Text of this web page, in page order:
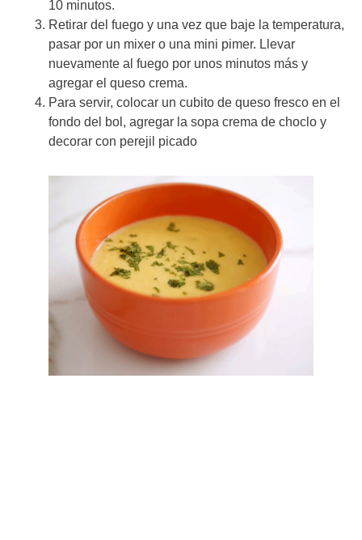
10 minutos.
Retirar del fuego y una vez que baje la temperatura,
pasar por un mixer o una mini pimer. Llevar
nuevamente al fuego por unos minutos más y
agregar el queso crema.
Para servir, colocar un cubito de queso fresco en el
fondo del bol, agregar la sopa crema de choclo y
decorar con perejil picado